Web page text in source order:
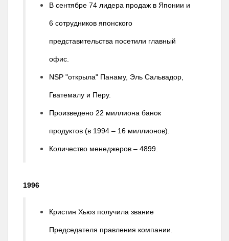
В сентябре 74 лидера продаж в Японии и
6 сотрудников японского
представительства посетили главный
офис.
NSP "открыла" Панаму, Эль Сальвадор,
Гватемалу и Перу.
Произведено 22 миллиона банок
продуктов (в 1994 – 16 миллионов).
Количество менеджеров – 4899.
1996
Кристин Хьюз получила звание
Председателя правления компании.